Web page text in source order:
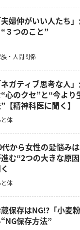
夫婦仲がいい人たち
３つのこと”
族・人間関係
ネガティブ思考な人
心のクセ”と“今より
【精神科医に聞く】
体
から女性の髪悩み
む“2つの大きな原
体
保存はNG⁉︎「小麦
保存方法”